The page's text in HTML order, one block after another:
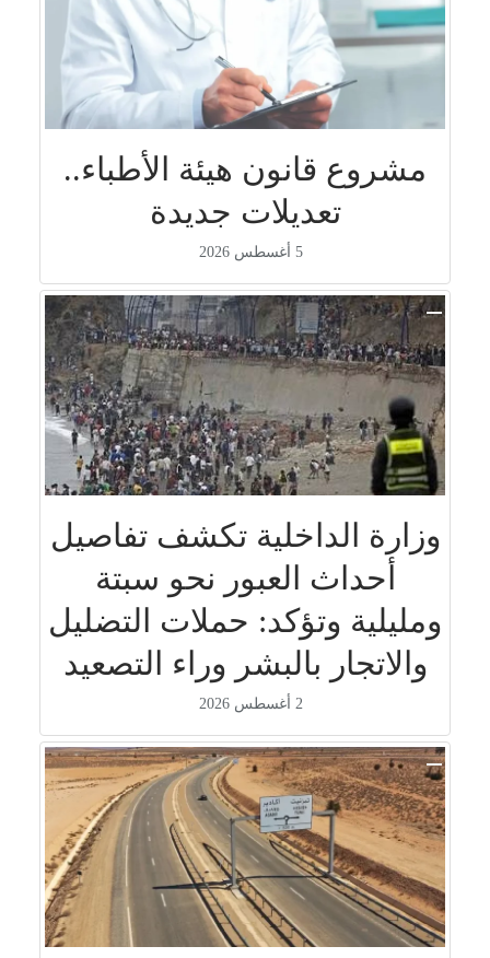
مشروع قانون هيئة الأطباء..
تعديلات جديدة
5 أغسطس 2026
وزارة الداخلية تكشف تفاصيل
أحداث العبور نحو سبتة
ومليلية وتؤكد: حملات التضليل
والاتجار بالبشر وراء التصعيد
2 أغسطس 2026